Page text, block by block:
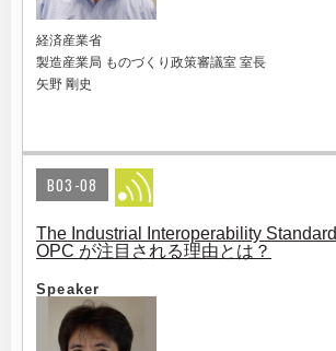
経済産業省
製造産業局 ものづくり政策審議室 室長
矢野 剛史
B03-08
The Industrial Interoperability Standard
OPC が注目される理由とは？
Speaker